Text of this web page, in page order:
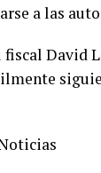
a las
fiscal David